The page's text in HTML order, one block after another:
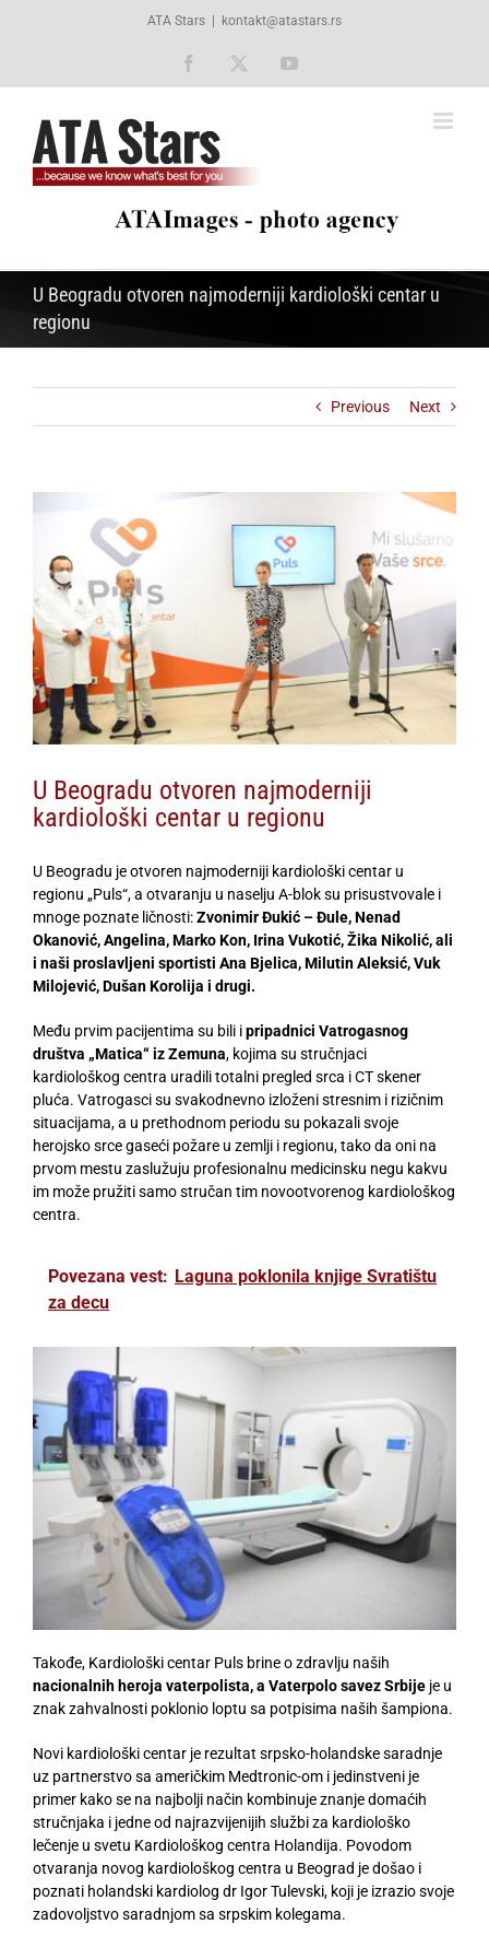
ATA Stars kontakt@atastars.rs
Facebook YouTube
U Beogradu otvoren najmoderniji kardiološki centar u
regionu
Previous Next
U Beogradu otvoren najmoderniji
kardiološki centar u regionu
U Beogradu je otvoren najmoderniji kardiološki centar u
regionu „Puls“, a otvaranju u naselju A-blok su prisustvovale i
mnoge poznate ličnosti:Zvonimir Đukić – Đule, Nenad
Okanović, Angelina, Marko Kon, Irina Vukotić, Žika Nikolić, ali
i naši proslavljeni sportisti Ana Bjelica, Milutin Aleksić, Vuk
Milojević, Dušan Korolija i drugi.
Među prvim pacijentima su bili ipripadnici Vatrogasnog
društva „Matica“ iz Zemuna, kojima su stručnjaci
kardiološkog centra uradili totalni pregled srca i CT skener
pluća. Vatrogasci su svakodnevno izloženi stresnim i rizičnim
situacijama, a u prethodnom periodu su pokazali svoje
herojsko srce gaseći požare u zemlji i regionu, tako da oni na
prvom mestu zaslužuju profesionalnu medicinsku negu kakvu
im može pružiti samo stručan tim novootvorenog kardiološkog
centra.
Povezana vest: Laguna poklonila knjige Svratištu
za decu
Takođe, Kardiološki centar Puls brine o zdravlju naših
nacionalnih heroja vaterpolista, a Vaterpolo savez Srbije je u
znak zahvalnosti poklonio loptu sa potpisima naših šampiona.
Novi kardiološki centar je rezultat srpsko-holandske saradnje
uz partnerstvo sa američkim Medtronic-om i jedinstveni je
primer kako se na najbolji način kombinuje znanje domaćih
stručnjaka i jedne od najrazvijenijih službi za kardiološko
lečenje u svetu Kardiološkog centra Holandija. Povodom
otvaranja novog kardiološkog centra u Beograd je došao i
poznati holandski kardiolog dr Igor Tulevski, koji je izrazio svoje
zadovoljstvo saradnjom sa srpskim kolegama.